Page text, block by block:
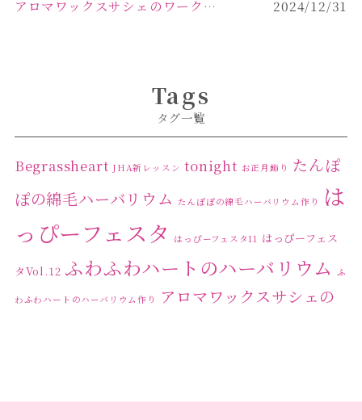
アロマワックスサシェのワークショップinPOLA中込原店ご報告【佐久市 キャンドル サシェ】
2024/12/31
Tags
タグ一覧
Begrassheart JHA新レッスン tonight お正月飾り たんぽ
ぽの綿毛ハーバリウム たんぽぽの綿毛ハーバリウム作り
は
っぴーフェスタ
はっぴーフェスタ11 はっぴーフェス
タVol.12 ふわふわハートのハーバリウム ふ
わふわハートのハーバリウム作り
アロマワックスサシェの